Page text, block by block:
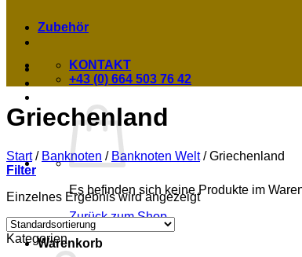
Es befinden sich keine Produkte im
Zurück zum Shop
Warenkorb
Zubehör
KONTAKT
+43 (0) 664 503 76 42
Griechenland
Start / Banknoten / Banknoten Welt /Griechenland
Filter
Einzelnes Ergebnis wird angezeigt
Kategorien